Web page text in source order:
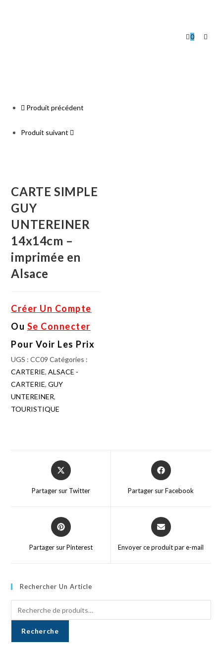
0
Produit précédent
Produit suivant
CARTE SIMPLE
GUY
UNTEREINER
14x14cm –
imprimée en
Alsace
Créer Un Compte
Ou Se Connecter
Pour Voir Les Prix
UGS :CC09 Catégories :
CARTERIE,ALSACE -
CARTERIE,GUY
UNTEREINER,
TOURISTIQUE
Partager sur Twitter Partager sur Facebook
Partager sur Pinterest Envoyer ce produit par e-mail
Rechercher Un Article
Recherche